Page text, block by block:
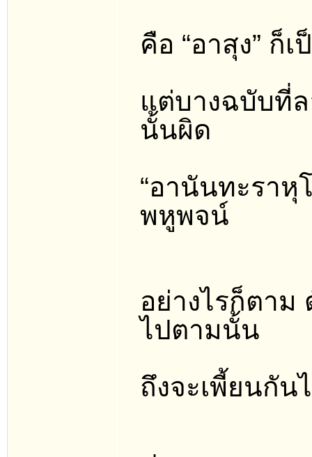
คือ “อาสุง” ก็
แต่บางฉบับที่ล
นั้นผิด
“อานันทะราหุ
พหูพจน์
อย่างไรก็ตาม
ไปตามนั้น
ถึงจะเพี้ยนกัน